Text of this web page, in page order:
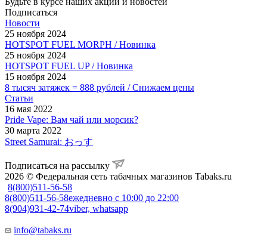
Подписаться
Новости
25 ноября 2024
HOTSPOT FUEL MORPH / Новинка
25 ноября 2024
HOTSPOT FUEL UP / Новинка
15 ноября 2024
8 тысяч затяжек = 888 рублей / Снижаем цены
Статьи
16 мая 2022
Pride Vape: Вам чай или морсик?
30 марта 2022
Street Samurai: おっす
Подписаться на рассылку
2026 © Федеральная сеть табачных магазинов Tabaks.ru
8(800)511-56-58
8(800)511-56-58ежедневно с 10:00 до 22:00
8(904)931-42-74viber, whatsapp
info@tabaks.ru